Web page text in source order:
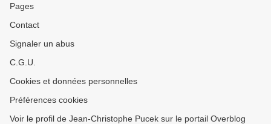
Pages
Contact
Signaler un abus
C.G.U.
Cookies et données personnelles
Préférences cookies
Voir le profil de Jean-Christophe Pucek sur le portail Overblog